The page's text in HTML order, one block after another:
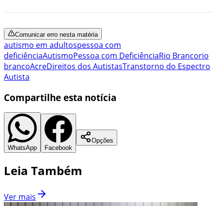
Comunicar erro nesta matéria
autismo em adultospessoa com
deficiênciaAutismoPessoa com DeficiênciaRio Brancorio
brancoAcreDireitos dos AutistasTranstorno do Espectro
Autista
Compartilhe esta notícia
WhatsApp Facebook
Opções
Leia Também
Ver mais